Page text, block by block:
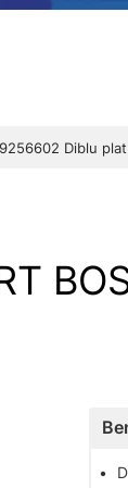
Diblu
•